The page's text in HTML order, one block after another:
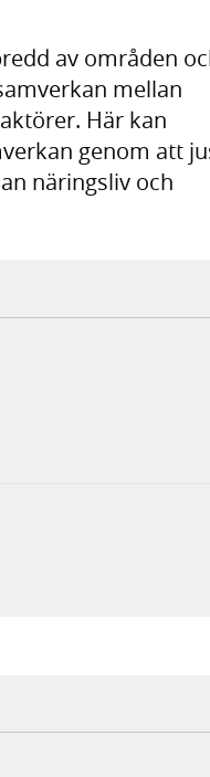
av områden
mellan
Här kan
genom att
näringsliv och